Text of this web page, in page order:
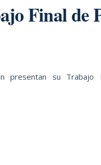
Final de
presentan su Trabajo